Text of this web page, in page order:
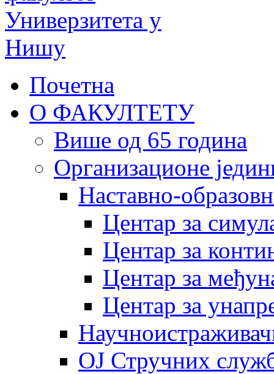
Почетна
О ФАКУЛТЕТУ
Више од 65 година
Организационе
Наставно-
Центар за
Центар за
Центар за
Центар за
OJ Стручних